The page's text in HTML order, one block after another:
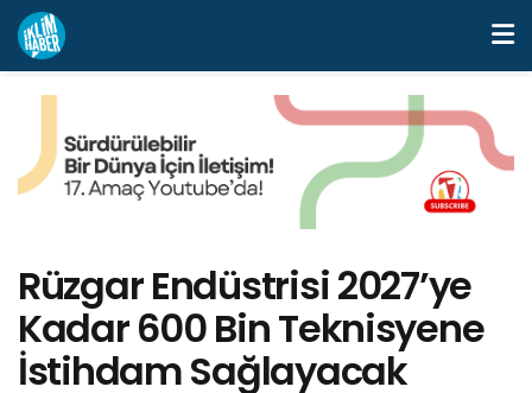
Rüzgar Endüstrisi 2027’ye
Kadar 600 Bin Teknisyene
İstihdam Sağlayacak